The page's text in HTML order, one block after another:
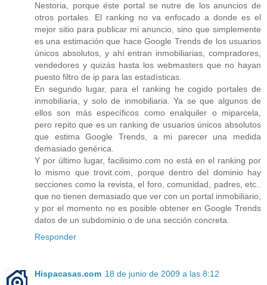
Nestoria, porque éste portal se nutre de los anuncios de
otros portales. El ranking no va enfocado a donde es el
mejor sitio para publicar mi anuncio, sino que simplemente
es una estimación que hace Google Trends de los usuarios
únicos absolutos, y ahí entran inmobiliarias, compradores,
vendedores y quizás hasta los webmasters que no hayan
puesto filtro de ip para las estadísticas.
En segundo lugar, para el ranking he cogido portales de
inmobiliaria, y solo de inmobiliaria. Ya se que algunos de
ellos son más específicos como enalquiler o miparcela,
pero repito que es un ranking de usuarios únicos absolutos
que estima Google Trends, a mi parecer una medida
demasiado genérica.
Y por último lugar, facilisimo.com no está en el ranking por
lo mismo que trovit.com, porque dentro del dominio hay
secciones como la revista, el foro, comunidad, padres, etc..
que no tienen demasiado que ver con un portal inmobiliario,
y por el momento no es posible obtener en Google Trends
datos de un subdominio o de una sección concreta.
Responder
Hispacasas.com 18 de junio de 2009 a las 8:12